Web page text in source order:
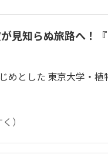
見知らぬ旅路へ！
めとした 東京大学・
）